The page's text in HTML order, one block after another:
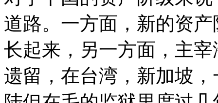
道路。一方面，新的资
长起来，另一方面，主
遗留，在台湾，新加坡